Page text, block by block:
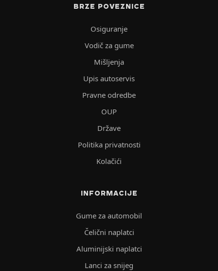
BRZE POVEZNICE
Osiguranje
Vodič za gume
Mišljenja
Upis autoservis
Pravne odredbe
OUP
Države
Politika privatnosti
Kolačići
INFORMACIJE
Gume za automobil
Čelični naplatci
Aluminijski naplatci
Lanci za snijeg